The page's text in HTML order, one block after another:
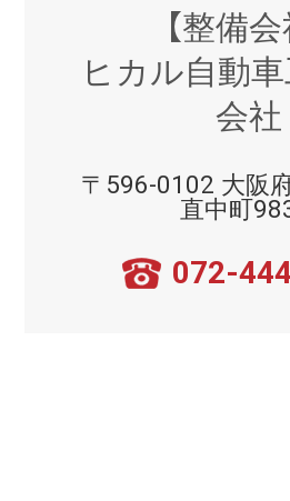
【整備会
ヒカル自動
会社
〒596-0102 大阪
直中町
072-